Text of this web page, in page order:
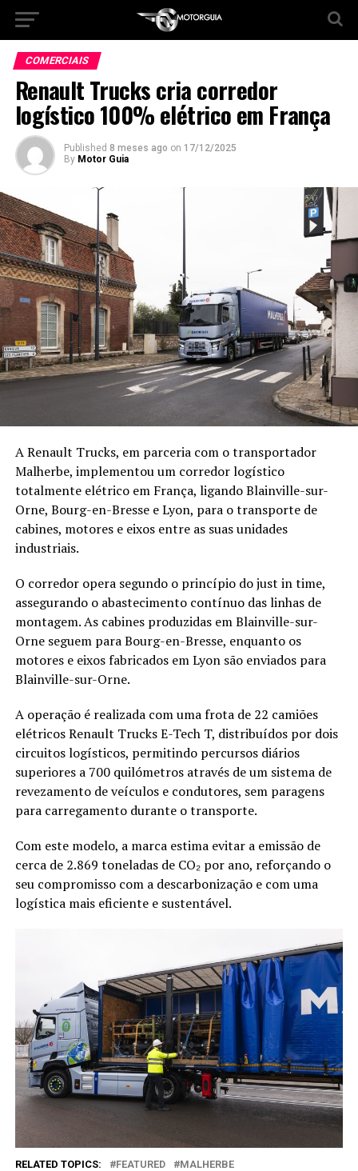
COMERCIAIS
Renault Trucks cria corredor
logístico 100% elétrico em França
Published 8 meses ago on 17/12/2025
By Motor Guia
A Renault Trucks, em parceria com o transportador
Malherbe, implementou um corredor logístico
totalmente elétrico em França, ligando Blainville-sur-
Orne, Bourg-en-Bresse e Lyon, para o transporte de
cabines, motores e eixos entre as suas unidades
industriais.
O corredor opera segundo o princípio do just in time,
assegurando o abastecimento contínuo das linhas de
montagem. As cabines produzidas em Blainville-sur-
Orne seguem para Bourg-en-Bresse, enquanto os
motores e eixos fabricados em Lyon são enviados para
Blainville-sur-Orne.
A operação é realizada com uma frota de 22 camiões
elétricos Renault Trucks E-Tech T, distribuídos por dois
circuitos logísticos, permitindo percursos diários
superiores a 700 quilómetros através de um sistema de
revezamento de veículos e condutores, sem paragens
para carregamento durante o transporte.
Com este modelo, a marca estima evitar a emissão de
cerca de 2.869 toneladas de CO₂ por ano, reforçando o
seu compromisso com a descarbonização e com uma
logística mais eficiente e sustentável.
RELATED TOPICS: FEATURED
MALHERBE